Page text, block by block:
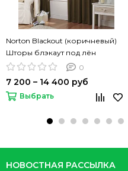
Norton Blackout (коричневый)
Шторы блэкаут под лён
0
7 200 – 14 400 руб
Выбрать
НОВОСТНАЯ РАССЫЛКА